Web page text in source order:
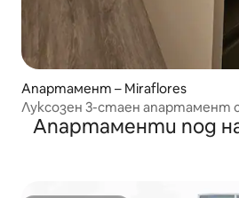
Апартамент – Miraflores
Луксозен 3-стаен апартамент
Басейн и първокласна зона
Апартаменти под